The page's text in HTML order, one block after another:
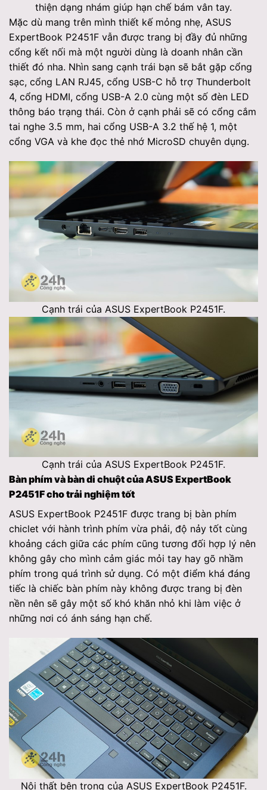
thiện dạng nhám giúp hạn chế bám vân tay.
Mặc dù mang trên mình thiết kế mỏng nhẹ, ASUS
ExpertBook P2451F vẫn được trang bị đầy đủ những
cổng kết nối mà một người dùng là doanh nhân cần
thiết đó nha. Nhìn sang cạnh trái bạn sẽ bắt gặp cổng
sạc, cổng LAN RJ45, cổng USB-C hỗ trợ Thunderbolt
4, cổng HDMI, cổng USB-A 2.0 cùng một số đèn LED
thông báo trạng thái. Còn ở cạnh phải sẽ có cổng cắm
tai nghe 3.5 mm, hai cổng USB-A 3.2 thế hệ 1, một
cổng VGA và khe đọc thẻ nhớ MicroSD chuyên dụng.
Cạnh trái của ASUS ExpertBook P2451F.
Cạnh trái của ASUS ExpertBook P2451F.
Bàn phím và bàn di chuột của ASUS ExpertBook
P2451F cho trải nghiệm tốt
ASUS ExpertBook P2451F được trang bị bàn phím
chiclet với hành trình phím vừa phải, độ nảy tốt cùng
khoảng cách giữa các phím cũng tương đối hợp lý nên
không gây cho mình cảm giác mỏi tay hay gõ nhầm
phím trong quá trình sử dụng. Có một điểm khá đáng
tiếc là chiếc bàn phím này không được trang bị đèn
nền nên sẽ gây một số khó khăn nhỏ khi làm việc ở
những nơi có ánh sáng hạn chế.
Nội thất bên trong của ASUS ExpertBook P2451F.